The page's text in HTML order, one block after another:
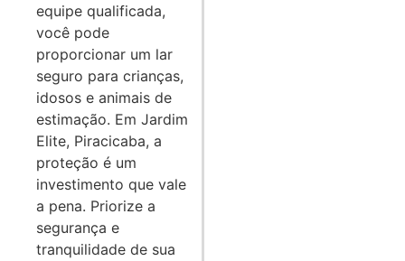
equipe qualificada,
você pode
proporcionar um lar
seguro para crianças,
idosos e animais de
estimação. Em Jardim
Elite, Piracicaba, a
proteção é um
investimento que vale
a pena. Priorize a
segurança e
tranquilidade de sua